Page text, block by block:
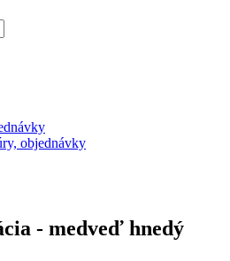
objednávky
- medveď hnedý